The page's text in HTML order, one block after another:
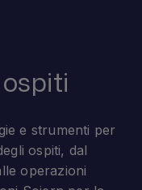
e strumenti per
ospiti, dal
operazioni